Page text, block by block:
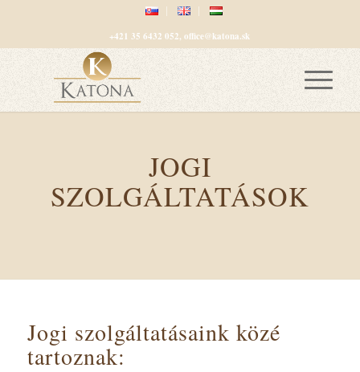
+421 35 6432 052, office@katona.sk
JOGI
SZOLGÁLTATÁSOK
Jogi szolgáltatásaink közé
tartoznak: